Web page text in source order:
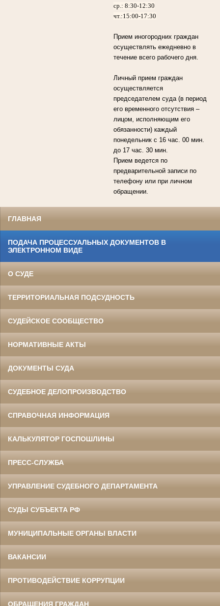
ср.: 8:30-12:30
чт.:15:00-17:30
Прием иногородних граждан
осуществлять ежедневно в
течение всего рабочего дня.
Личный прием граждан
осуществляется
председателем суда (в период
его временного отсутствия –
лицом, исполняющим его
обязанности) каждый
понедельник с 16 час. 00 мин.
до 17 час. 30 мин.
Прием ведется по
предварительной записи по
телефону или при личном
обращении.
ГЛАВНАЯ
ПОДАЧА ПРОЦЕССУАЛЬНЫХ ДОКУМЕНТОВ В
ЭЛЕКТРОННОМ ВИДЕ
О СУДЕ
ТЕРРИТОРИАЛЬНАЯ ПОДСУДНОСТЬ
СУДЕЙСКОЕ СООБЩЕСТВО
НОРМАТИВНЫЕ АКТЫ
ДОКУМЕНТЫ СУДА
СУДЕБНОЕ ДЕЛОПРОИЗВОДСТВО
СПРАВОЧНАЯ ИНФОРМАЦИЯ
КАЛЬКУЛЯТОР ГОСПОШЛИНЫ
ПРЕСС-СЛУЖБА
УПРАВЛЕНИЕ СУДЕБНОГО ДЕПАРТАМЕНТА
СУДЫ СУБЪЕКТА РФ
МУНИЦИПАЛЬНЫЕ ОРГАНЫ ВЛАСТИ
ВАКАНСИИ
ПРОТИВОДЕЙСТВИЕ КОРРУПЦИИ
ОБРАЩЕНИЯ ГРАЖДАН